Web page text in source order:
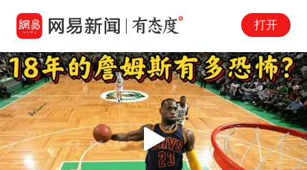
打开
Play